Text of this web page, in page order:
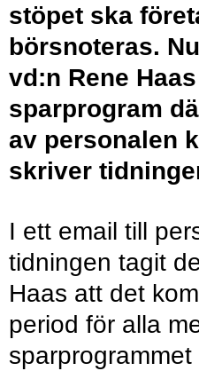
stöpet ska
börsnoteras.
vd:n Rene
sparprogram
av personalen
skriver
I ett email till
tidningen tagit
Haas att det
period för alla